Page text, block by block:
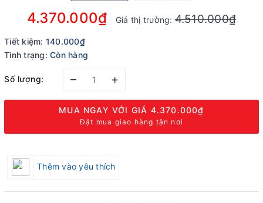
4.370.000₫ Giá thị trường:4.510.000₫
Tiết kiệm: 140.000₫
Tình trạng: Còn hàng
Số lượng: – +
MUA NGAY VỚI GIÁ 4.370.000₫
Đặt mua giao hàng tận nơi
Thêm vào yêu thích